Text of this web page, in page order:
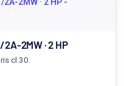
2MW · 2 HP
cl.30.